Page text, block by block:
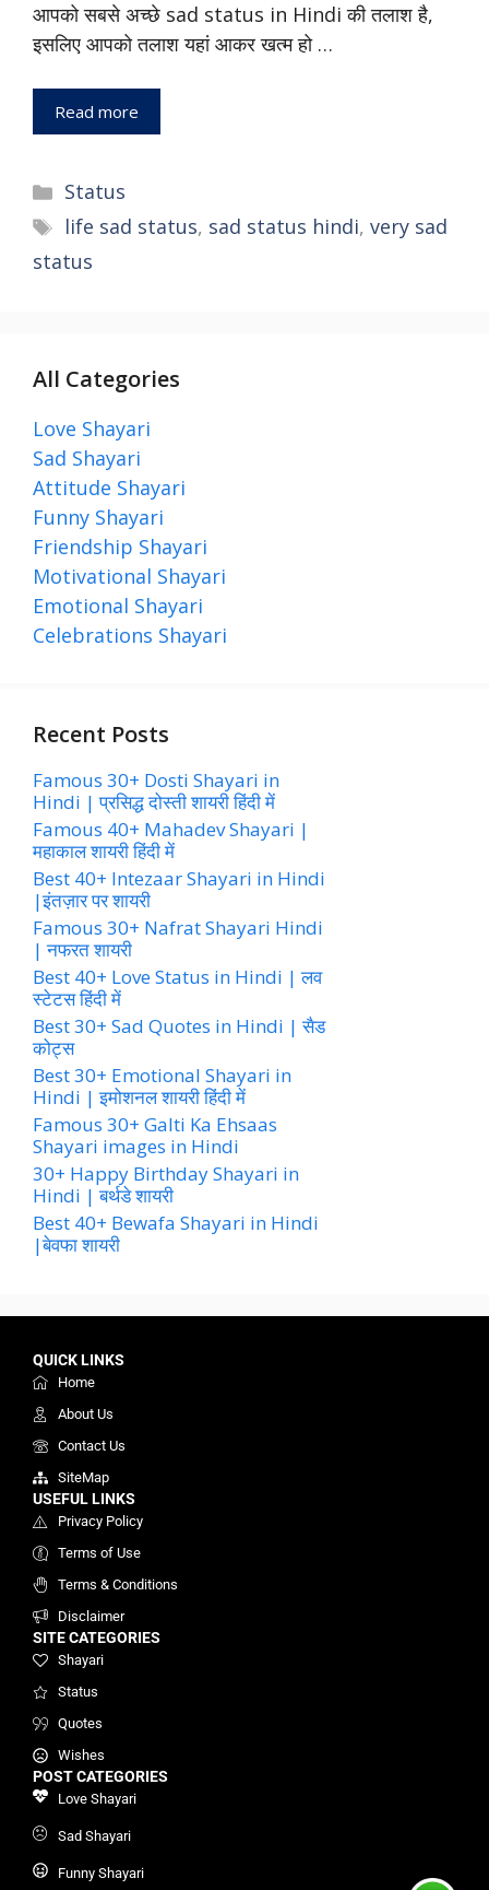
आपको सबसे अच्छे sad status in Hindi की तलाश है,
इसलिए आपको तलाश यहां आकर खत्म हो …
Read more
Status
life sad status, sad status hindi, very sad
status
All Categories
Love Shayari
Sad Shayari
Attitude Shayari
Funny Shayari
Friendship Shayari
Motivational Shayari
Emotional Shayari
Celebrations Shayari
Recent Posts
Famous 30+ Dosti Shayari in
Hindi | प्रसिद्ध दोस्ती शायरी हिंदी में
Famous 40+ Mahadev Shayari |
महाकाल शायरी हिंदी में
Best 40+ Intezaar Shayari in Hindi
|इंतज़ार पर शायरी
Famous 30+ Nafrat Shayari Hindi
| नफरत शायरी
Best 40+ Love Status in Hindi | लव
स्टेटस हिंदी में
Best 30+ Sad Quotes in Hindi | सैड
कोट्स
Best 30+ Emotional Shayari in
Hindi | इमोशनल शायरी हिंदी में
Famous 30+ Galti Ka Ehsaas
Shayari images in Hindi
30+ Happy Birthday Shayari in
Hindi | बर्थडे शायरी
Best 40+ Bewafa Shayari in Hindi
|बेवफा शायरी
QUICK LINKS
Home
About Us
Contact Us
SiteMap
USEFUL LINKS
Privacy Policy
Terms of Use
Terms & Conditions
Disclaimer
SITE CATEGORIES
Shayari
Status
Quotes
Wishes
POST CATEGORIES
Love Shayari
Sad Shayari
Funny Shayari